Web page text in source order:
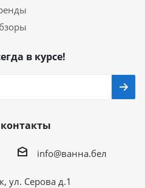
в курсе!
info@ванна.бел
ул. Серова д.1